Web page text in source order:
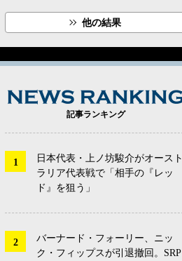
他の結果
記事ランキング
日本代表・上ノ坊駿介がオースト
ラリア代表戦で「相手の『レッ
ド』を狙う」
バーナード・フォーリー、ニッ
ク・フィップスが引退撤回。SRP